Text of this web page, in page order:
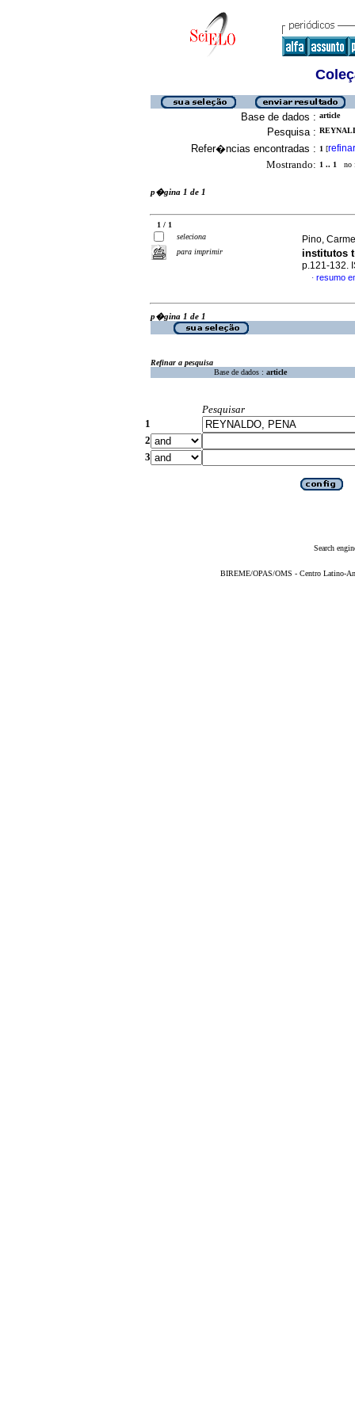
Base de dados : article
Pesquisa :
Refer�ncias encontradas : 1 [refinar
Mostrando: 1 .. 1 no
p�gina 1 de 1
1 / 1
seleciona
para imprimir
Pino,
institutos
p.121-132.
· resumo
p�gina 1 de 1
Refinar a pesquisa
Base de dados : article
Pesquisar
1
2
3
Search
BIREME/OPAS/OMS - Centro Latino-